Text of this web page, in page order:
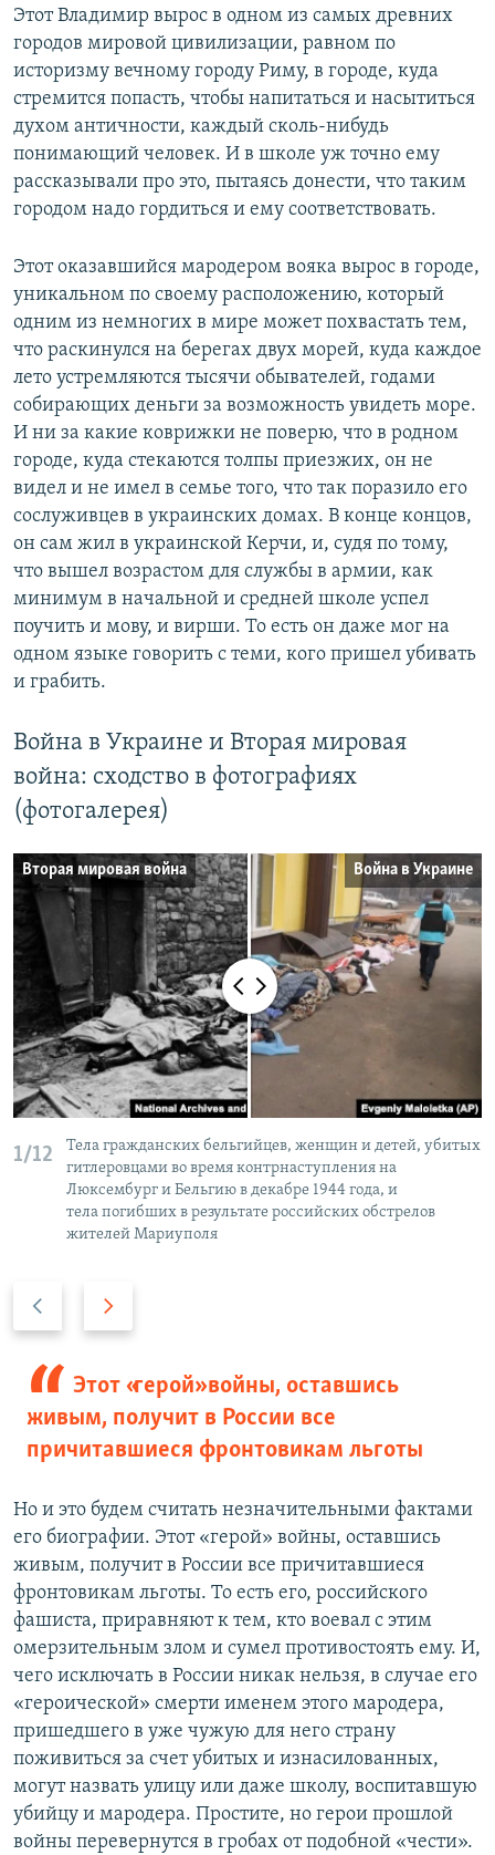
Этот Владимир вырос в одном из самых древних
городов мировой цивилизации, равном по
историзму вечному городу Риму, в городе, куда
стремится попасть, чтобы напитаться и насытиться
духом античности, каждый сколь-нибудь
понимающий человек. И в школе уж точно ему
рассказывали про это, пытаясь донести, что таким
городом надо гордиться и ему соответствовать.
Этот оказавшийся мародером вояка вырос в городе,
уникальном по своему расположению, который
одним из немногих в мире может похвастать тем,
что раскинулся на берегах двух морей, куда каждое
лето устремляются тысячи обывателей, годами
собирающих деньги за возможность увидеть море.
И ни за какие коврижки не поверю, что в родном
городе, куда стекаются толпы приезжих, он не
видел и не имел в семье того, что так поразило его
сослуживцев в украинских домах. В конце концов,
он сам жил в украинской Керчи, и, судя по тому,
что вышел возрастом для службы в армии, как
минимум в начальной и средней школе успел
поучить и мову, и вирши. То есть он даже мог на
одном языке говорить с теми, кого пришел убивать
и грабить.
Война в Украине и Вторая мировая
война: сходство в фотографиях
(фотогалерея)
Вторая мировая война Война в Украине
1/12
Тела гражданских бельгийцев, женщин и детей, убитых
гитлеровцами во время контрнаступления на
Люксембург и Бельгию в декабре 1944 года, и
тела погибших в результате российских обстрелов
жителей Мариуполя
и
й
с
л
а
й
д
д
щ
й
с
л
а
й
д
Этот «герой» войны, оставшись
живым, получит в России все
причитавшиеся фронтовикам льготы
Но и это будем считать незначительными фактами
его биографии. Этот «герой» войны, оставшись
живым, получит в России все причитавшиеся
фронтовикам льготы. То есть его, российского
фашиста, приравняют к тем, кто воевал с этим
омерзительным злом и сумел противостоять ему. И,
чего исключать в России никак нельзя, в случае его
«героической» смерти именем этого мародера,
пришедшего в уже чужую для него страну
поживиться за счет убитых и изнасилованных,
могут назвать улицу или даже школу, воспитавшую
убийцу и мародера. Простите, но герои прошлой
войны перевернутся в гробах от подобной «чести».